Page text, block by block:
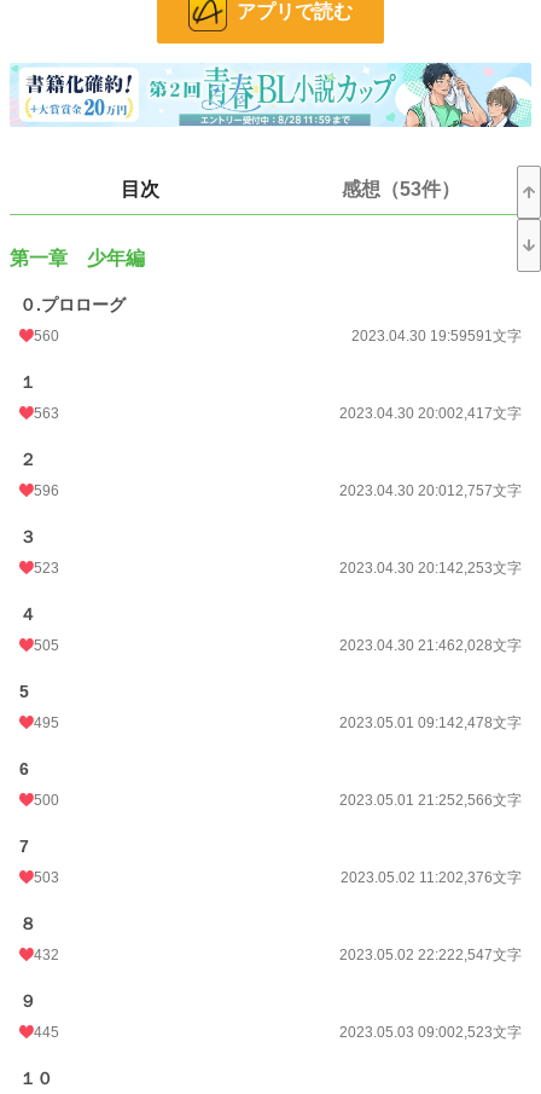
そんな日々の中、襲われている女性を助けようとして、腹部を刺されてしまっ
た。そして、同性婚が認められる、そんな幸せな世界への転生を祈り静かに息を
その少年は、この国王子でそして、俺は側近になることができて………。
魔法と剣、そして貴族院など王道ファンタジーの中にBL要素を詰め込んだ作品
となっております。R指定は本当の最後に書く予定なので、純粋にファンタジー
小説
BL
お気に入り
月間ポイント
年間ポイント
累計ポイント
アプリで読む
目次 感想（53件）
第一章 少年編
０.プロローグ
560 2023.04.30 19:59591文字
１
563 2023.04.30 20:002,417文字
２
596 2023.04.30 20:012,757文字
３
523 2023.04.30 20:142,253文字
４
505 2023.04.30 21:462,028文字
5
495 2023.05.01 09:142,478文字
6
500 2023.05.01 21:252,566文字
7
503 2023.05.02 11:202,376文字
８
432 2023.05.02 22:222,547文字
９
445 2023.05.03 09:002,523文字
１０